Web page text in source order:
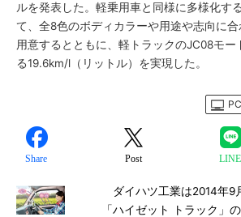
ルを発表した。軽乗用車と同様に多様化す
て、全8色のボディカラーや用途や志向に
用意するとともに、軽トラックのJC08モー
る19.6km/l（リットル）を実現した。
Share Post LINE
ダイハツ工業は2014年9
「ハイゼット トラック」